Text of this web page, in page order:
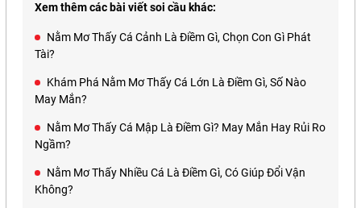
Xem thêm các bài viết soi cầu khác:
Nằm Mơ Thấy Cá Cảnh Là Điềm Gì, Chọn Con Gì Phát
Tài?
Khám Phá Nằm Mơ Thấy Cá Lớn Là Điềm Gì, Số Nào
May Mắn?
Nằm Mơ Thấy Cá Mập Là Điềm Gì? May Mắn Hay Rủi Ro
Ngầm?
Nằm Mơ Thấy Nhiều Cá Là Điềm Gì, Có Giúp Đổi Vận
Không?